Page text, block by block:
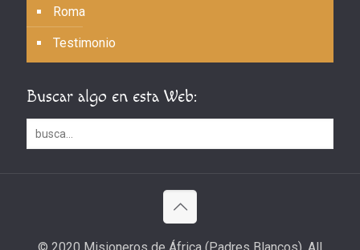
Roma
Testimonio
Buscar algo en esta Web: